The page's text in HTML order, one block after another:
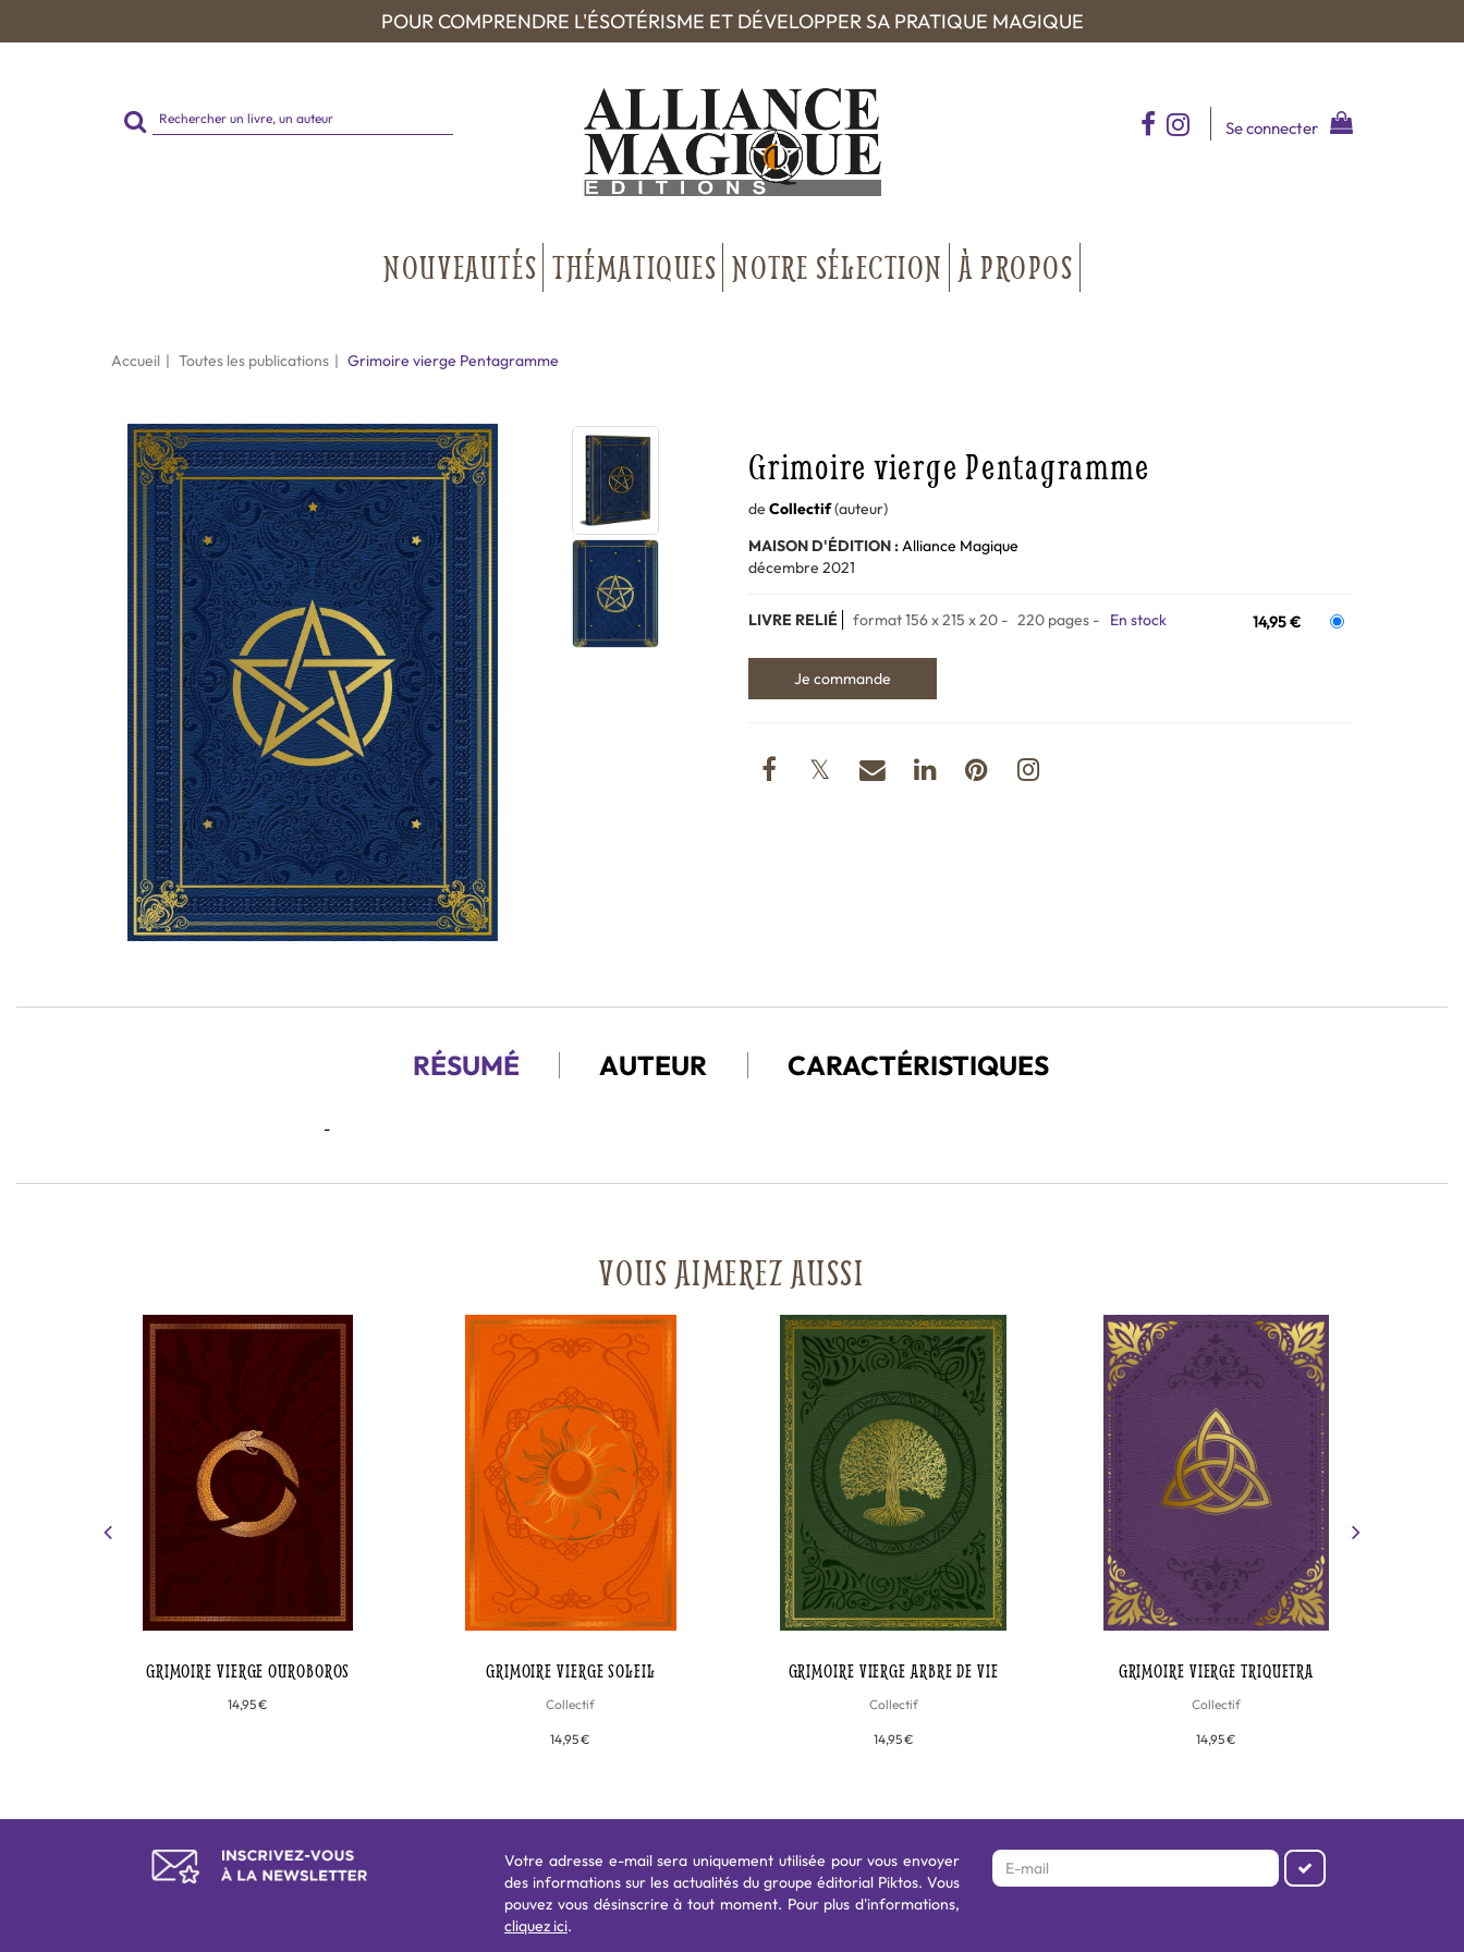
POUR COMPRENDRE L'ÉSOTÉRISME ET DÉVELOPPER SA PRATIQUE MAGIQUE
Rechercher
sur
Se connecter
NOUVEAUTÉS THÉMATIQUES NOTRE SÉLECTION À PROPOS
Accueil Toutes les publications Grimoire vierge Pentagramme
Grimoire vierge Pentagramme
de Collectif(auteur)
MAISON D'ÉDITION :Alliance Magique
décembre 2021
LIVRE RELIÉ format 156 x 215 x 20 220 pages En stock 14,95 €
RÉSUMÉ AUTEUR CARACTÉRISTIQUES
-
VOUS AIMEREZ AUSSI
GRIMOIRE VIERGE OUROBOROS
14,95 €
GRIMOIRE VIERGE SOLEIL
Collectif
14,95 €
GRIMOIRE VIERGE ARBRE DE VIE
Collectif
14,95 €
GRIMOIRE VIERGE TRIQUETRA
Collectif
14,95 €
Votre adresse e-mail sera uniquement utilisée pour vous envoyer
des informations sur les actualités du groupe éditorial Piktos. Vous
pouvez vous désinscrire à tout moment. Pour plus d'informations,
cliquez ici.